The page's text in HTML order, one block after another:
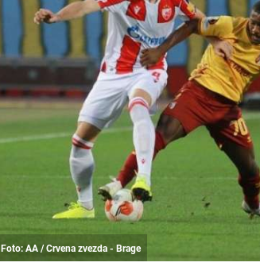
Foto: AA / Crvena zvezda - Brage